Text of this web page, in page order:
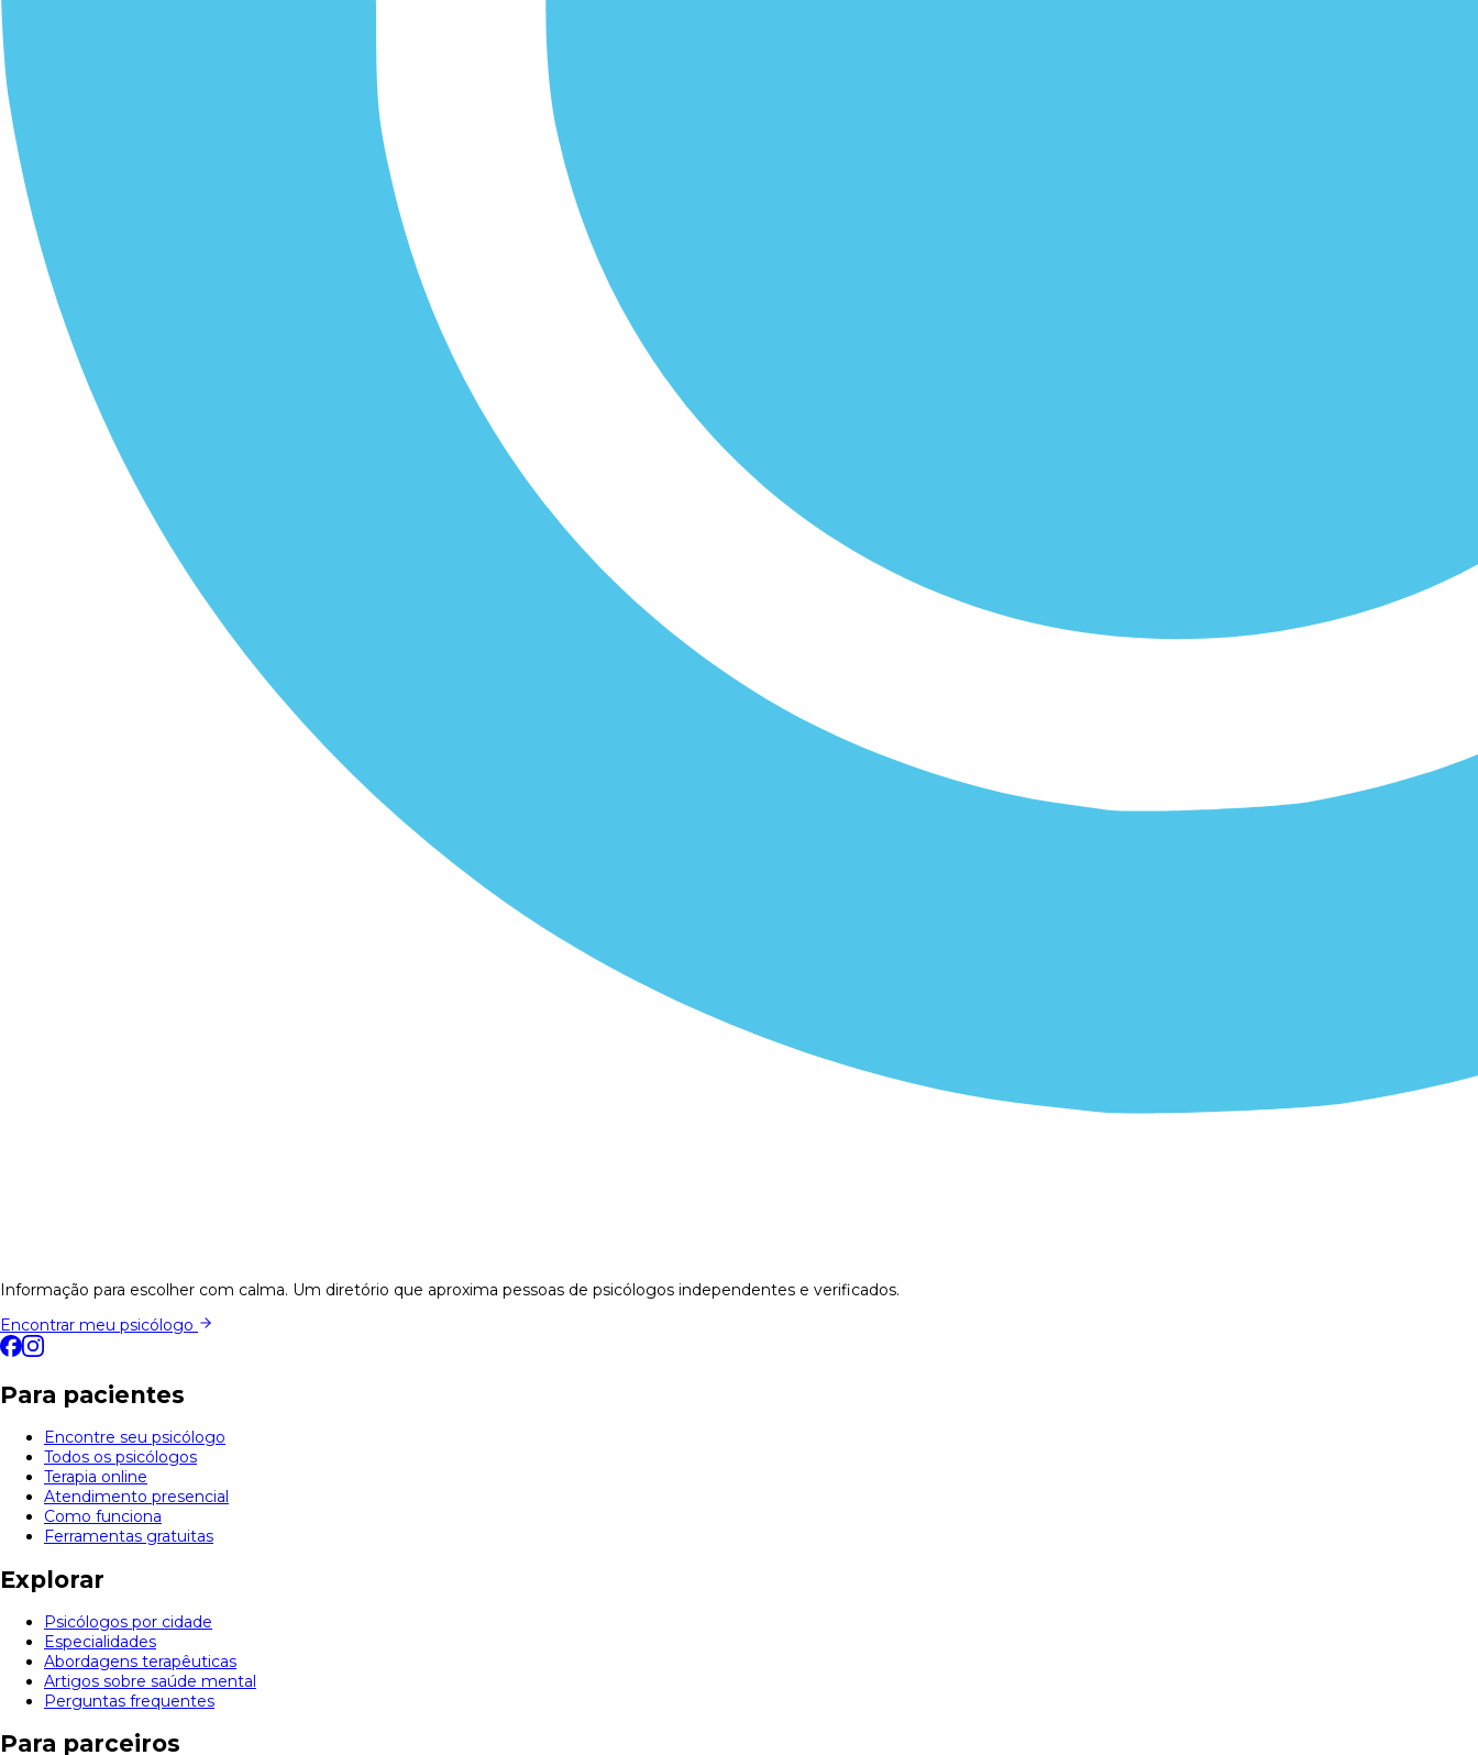
Informação para escolher com calma. Um diretório que aproxima pessoas de psicólogos independentes e verificados.
Encontrar meu psicólogo
Para pacientes
Encontre seu psicólogo
Todos os psicólogos
Terapia online
Atendimento presencial
Como funciona
Ferramentas gratuitas
Explorar
Psicólogos por cidade
Especialidades
Abordagens terapêuticas
Artigos sobre saúde mental
Perguntas frequentes
Para parceiros